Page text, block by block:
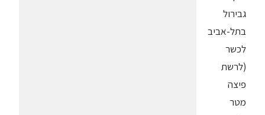
גבירול
בתל-אביב
לכשר
(לרשת
פיצה
מטר